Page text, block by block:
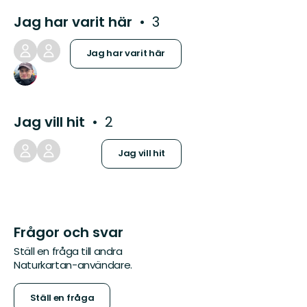
Jag har varit här 3
Jag har varit här
Jag vill hit 2
Jag vill hit
Frågor och svar
Ställ en fråga till andra
Naturkartan-användare.
Ställ en fråga